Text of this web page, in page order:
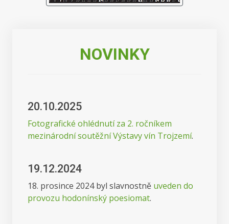
NOVINKY
20.10.2025
Fotografické ohlédnutí za 2. ročníkem
mezinárodní soutěžní Výstavy vín Trojzemí.
19.12.2024
18. prosince 2024 byl slavnostně uveden do
provozu hodonínský poesiomat.